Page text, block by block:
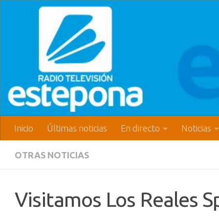
Inicio Últimas noticias En directo Noticias
OTRAS NOTICIAS
Visitamos Los Reales